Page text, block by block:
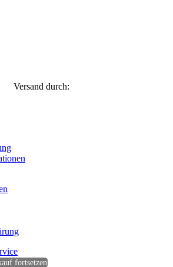
Versand durch:
fortsetzen